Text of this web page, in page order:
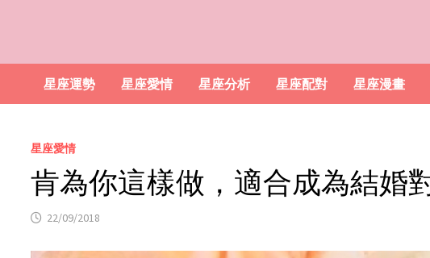
星座運勢 星座愛情 星座分析 星座配對 星座漫畫
星座愛情
肯為你這樣做，適合成為結婚
22/09/2018